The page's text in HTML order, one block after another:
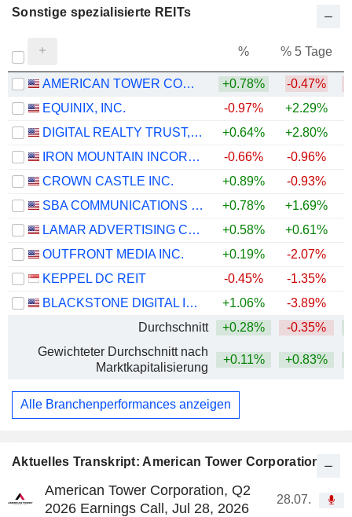
Aktuelles Transkript: American Tower Corporation
American Tower Corporation, Q2
2026 Earnings Call, Jul 28, 2026
28.07.
Sonstige spezialisierte REITs
% % 5 Tage
AMERICAN TOWER CORPORATION +0.78% -0.47%
EQUINIX, INC.
-0.97% +2.29%
DIGITAL REALTY TRUST, INC.
+0.64% +2.80%
IRON MOUNTAIN INCORPORATED
-0.66% -0.96%
CROWN CASTLE INC.
+0.89% -0.93%
SBA COMMUNICATIONS CORPORATION
+0.78% +1.69%
LAMAR ADVERTISING COMPANY
+0.58% +0.61%
OUTFRONT MEDIA INC.
+0.19% -2.07%
KEPPEL DC REIT
-0.45% -1.35%
BLACKSTONE DIGITAL INFRASTRUCTURE TRUST INC.
+1.06%
-3.89%
Durchschnitt
+0.28% -0.35%
Gewichteter Durchschnitt nach
Marktkapitalisierung
+0.11% +0.83%
Alle Branchenperformances anzeigen